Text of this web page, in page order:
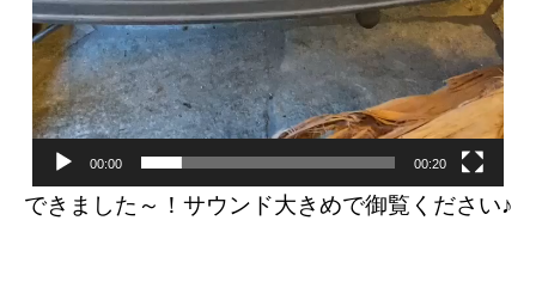
00:00 00:20
できました～！サウンド大きめで御覧ください♪